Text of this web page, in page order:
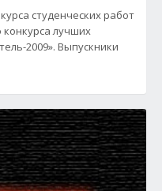
студенческих работ
конкурса лучших
2009». Выпускники